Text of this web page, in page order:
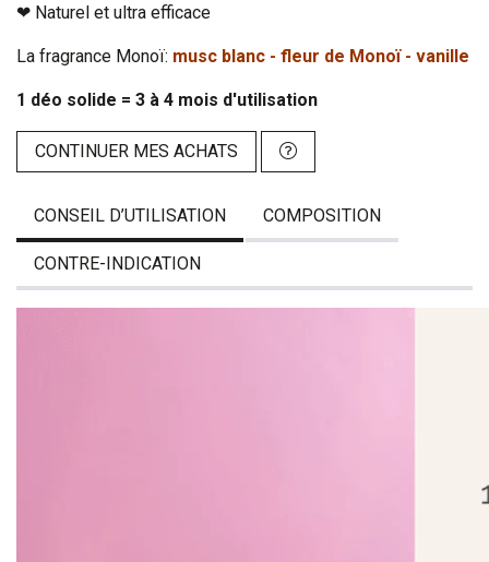
❤︎ Naturel et ultra efficace
La fragrance Monoï: musc blanc - fleur de Monoï - vanille
1 déo solide = 3 à 4 mois d'utilisation
CONTINUER MES ACHATS
CONSEIL D’UTILISATION COMPOSITION
CONTRE-INDICATION